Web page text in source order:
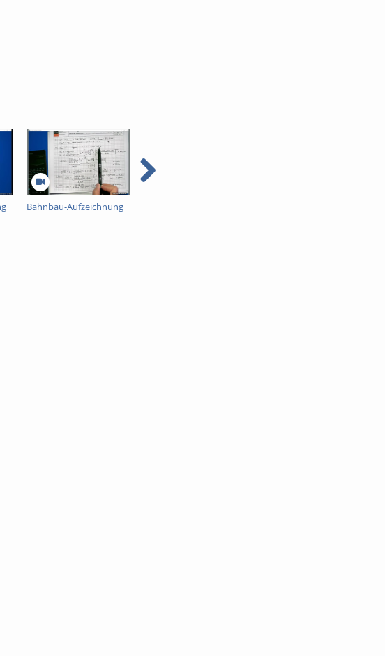
Bahnbau-Aufzeichnung
für Kapitel "Oberbau"